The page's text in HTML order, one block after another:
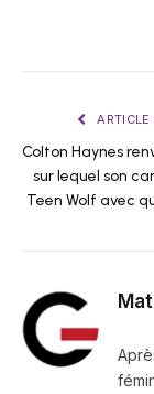
ARTICLE
Colton Haynes
sur lequel son
Teen Wolf avec